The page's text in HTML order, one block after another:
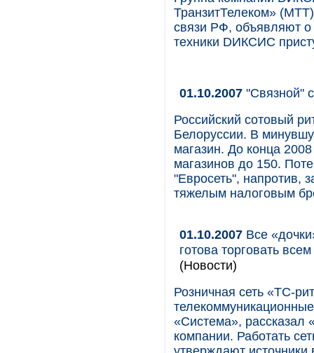
ТранзитТелеком»
связи РФ, объявляют о
техники DИКСИС
01.10.2007 "Связной"
Российский сотовый
Белоруссии. В
магазин. До конца
магазинов до 150.
"Евросеть", напротив,
тяжелым налоговым
01.10.2007 Все
готова торговать
(Новости)
Розничная сеть «ТС-
«Система», рассказал
компании. Работать